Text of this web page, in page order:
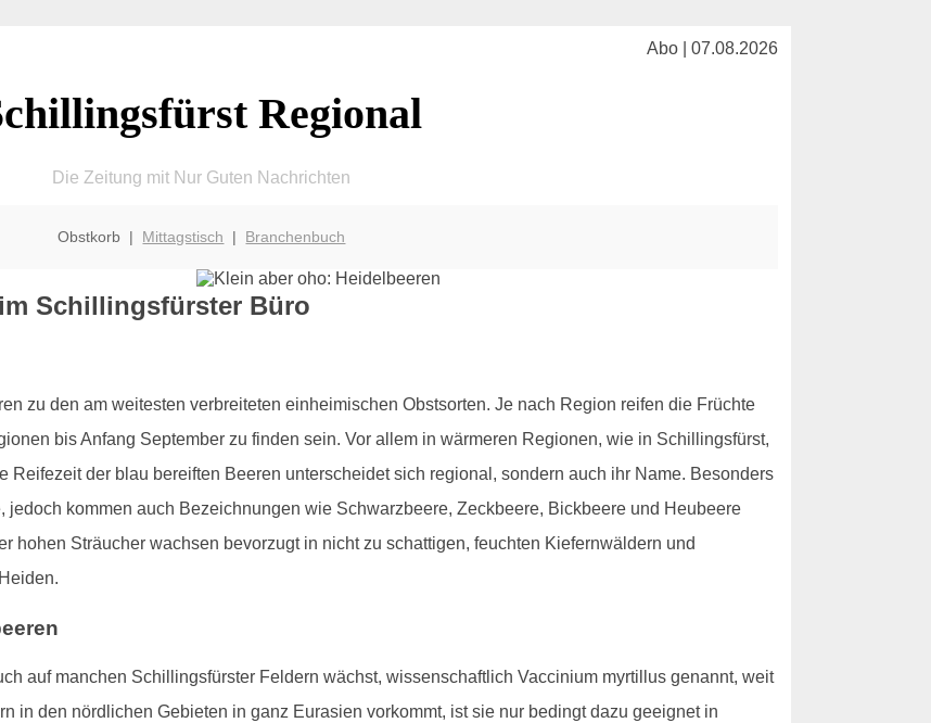
Abo | 07.08.2026
Regional
Die Zeitung mit Nur Guten Nachrichten
Obstkorb | Mittagstisch | Branchenbuch
Schillingsfürster Büro
zu den am weitesten verbreiteten einheimischen Obstsorten. Je nach Region reifen die Früchte
bis Anfang September zu finden sein. Vor allem in wärmeren Regionen, wie in Schillingsfürst,
Reifezeit der blau bereiften Beeren unterscheidet sich regional, sondern auch ihr Name. Besonders
kommen auch Bezeichnungen wie Schwarzbeere, Zeckbeere, Bickbeere und Heubeere
hohen Sträucher wachsen bevorzugt in nicht zu schattigen, feuchten Kiefernwäldern und
auf manchen Schillingsfürster Feldern wächst, wissenschaftlich Vaccinium myrtillus genannt, weit
in den nördlichen Gebieten in ganz Eurasien vorkommt, ist sie nur bedingt dazu geeignet in